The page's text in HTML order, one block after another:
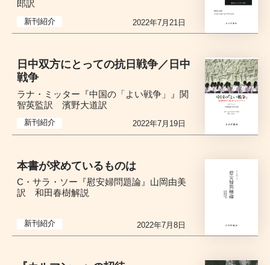
新刊紹介
郎訳
2022年7月21日
新刊紹介
日中双方にとっての抗日戦争／日中
戦争
ラナ・ミッター『中国の「よい戦争」』関
智英監訳 濱野大道訳
2022年7月19日
新刊紹介
本書が求めているものは
C・サラ・ソー『慰安婦問題論』山岡由美
訳 和田春樹解説
2022年7月8日